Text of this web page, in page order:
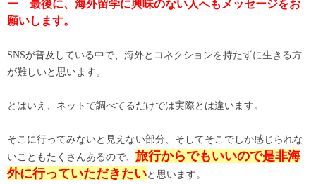
ー 最後に、海外留学に興味のない人へもメッセージをお
願いします。
SNSが普及している中で、海外とコネクションを持たずに生きる方
が難しいと思います。
とはいえ、ネットで調べてるだけでは実際とは違います。
そこに行ってみないと見えない部分、そしてそこでしか感じられな
いこともたくさんあるので、 旅行からでもいいので是非海
外に行っていただきたいと思います。